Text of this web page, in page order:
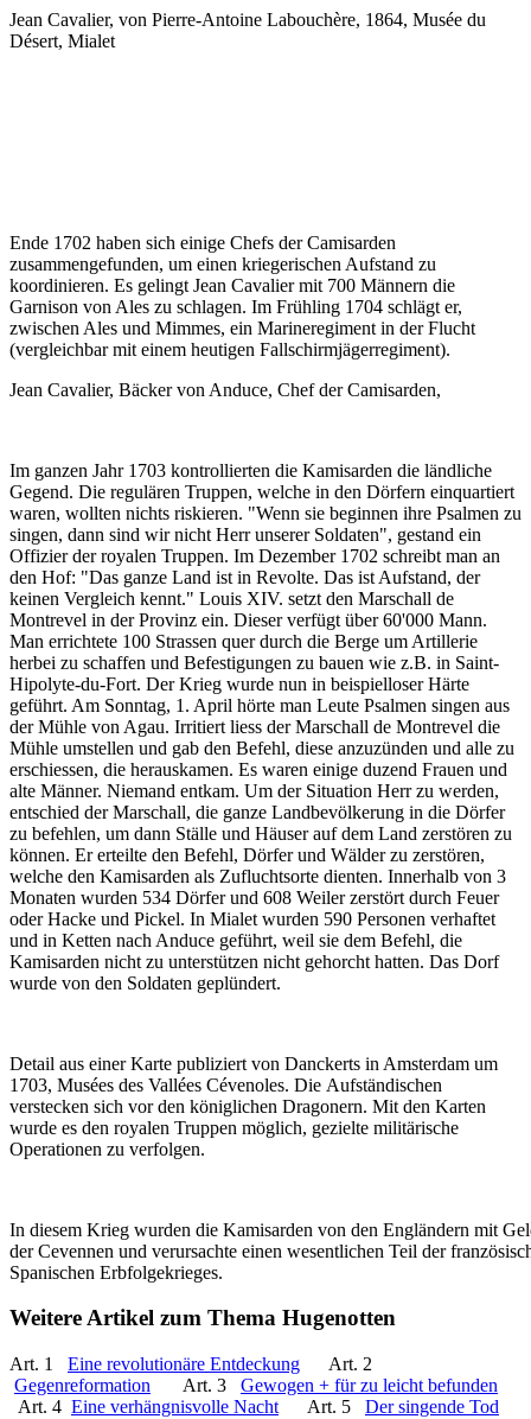
Jean Cavalier, von Pierre-Antoine Labouchère, 1864, Musée du
Désert, Mialet
Ende 1702 haben sich einige Chefs der Camisarden
zusammengefunden, um einen kriegerischen Aufstand zu
koordinieren. Es gelingt Jean Cavalier mit 700 Männern die
Garnison von Ales zu schlagen. Im Frühling 1704 schlägt er,
zwischen Ales und Mimmes, ein Marineregiment in der Flucht
(vergleichbar mit einem heutigen Fallschirmjägerregiment).
Jean Cavalier, Bäcker von Anduce, Chef der Camisarden,
Im ganzen Jahr 1703 kontrollierten die Kamisarden die ländliche
Gegend. Die regulären Truppen, welche in den Dörfern einquartiert
waren, wollten nichts riskieren. "Wenn sie beginnen ihre Psalmen zu
singen, dann sind wir nicht Herr unserer Soldaten", gestand ein
Offizier der royalen Truppen. Im Dezember 1702 schreibt man an
den Hof: "Das ganze Land ist in Revolte. Das ist Aufstand, der
keinen Vergleich kennt." Louis XIV. setzt den Marschall de
Montrevel in der Provinz ein. Dieser verfügt über 60'000 Mann.
Man errichtete 100 Strassen quer durch die Berge um Artillerie
herbei zu schaffen und Befestigungen zu bauen wie z.B. in Saint-
Hipolyte-du-Fort. Der Krieg wurde nun in beispielloser Härte
geführt. Am Sonntag, 1. April hörte man Leute Psalmen singen aus
der Mühle von Agau. Irritiert liess der Marschall de Montrevel die
Mühle umstellen und gab den Befehl, diese anzuzünden und alle zu
erschiessen, die herauskamen. Es waren einige duzend Frauen und
alte Männer. Niemand entkam. Um der Situation Herr zu werden,
entschied der Marschall, die ganze Landbevölkerung in die Dörfer
zu befehlen, um dann Ställe und Häuser auf dem Land zerstören zu
können. Er erteilte den Befehl, Dörfer und Wälder zu zerstören,
welche den Kamisarden als Zufluchtsorte dienten. Innerhalb von 3
Monaten wurden 534 Dörfer und 608 Weiler zerstört durch Feuer
oder Hacke und Pickel. In Mialet wurden 590 Personen verhaftet
und in Ketten nach Anduce geführt, weil sie dem Befehl, die
Kamisarden nicht zu unterstützen nicht gehorcht hatten. Das Dorf
wurde von den Soldaten geplündert.
Detail aus einer Karte publiziert von Danckerts in Amsterdam um
1703, Musées des Vallées Cévenoles. Die Aufständischen
verstecken sich vor den königlichen Dragonern. Mit den Karten
wurde es den royalen Truppen möglich, gezielte militärische
Operationen zu verfolgen.
In diesem Krieg wurden die Kamisarden von den Engländern mit
der Cevennen und verursachte einen wesentlichen Teil der
Spanischen Erbfolgekrieges.
Weitere Artikel zum Thema Hugenotten
Art. 1 Eine revolutionäre Entdeckung Art. 2
Gegenreformation Art. 3 Gewogen + für zu leicht befunden
Art. 4 Eine verhängnisvolle Nacht Art. 5 Der singende Tod